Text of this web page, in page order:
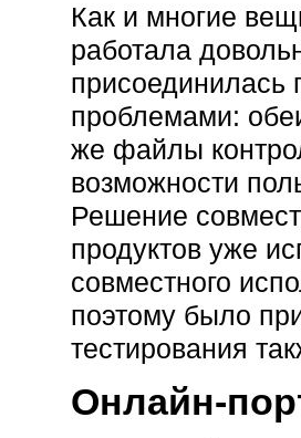
Как и многие
работала
присоединилась
проблемами:
же файлы
возможности
Решение
продуктов уже
совместного
поэтому было
тестирования
Онлайн-